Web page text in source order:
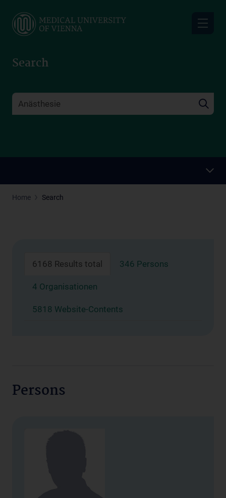
main
Search
Home Search
6168 Results total 346 Persons
4 Organisationen
5818 Website-Contents
Persons